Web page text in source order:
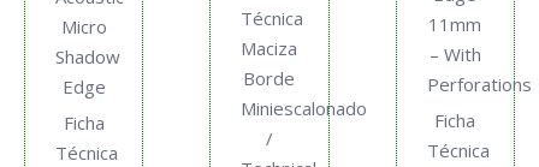
Micro
Shadow
Edge
Ficha
Técnica
Técnica
Maciza
Borde
Miniescalonado
/
11mm
– With
Perforations
Ficha
Técnica